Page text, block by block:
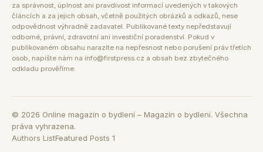
za správnost, úplnost ani pravdivost informací uvedených v takových
článcích a za jejich obsah, včetně použitých obrázků a odkazů, nese
odpovědnost výhradně zadavatel. Publikované texty nepředstavují
odborné, právní, zdravotní ani investiční poradenství. Pokud v
publikovaném obsahu narazíte na nepřesnost nebo porušení práv třetích
osob, napište nám na info@firstpress.cz a obsah bez zbytečného
odkladu prověříme.
© 2026 Online magazín o bydlení – Magazín o bydlení. Všechna
práva vyhrazena.
Authors ListFeatured Posts 1